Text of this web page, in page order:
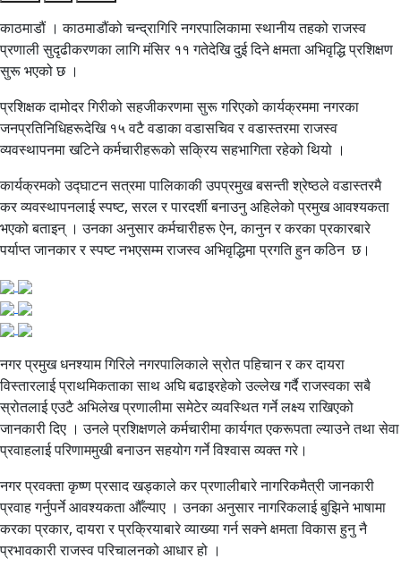
काठमाडौं । काठमाडौंको चन्द्रागिरि नगरपालिकामा स्थानीय तहको राजस्व
प्रणाली सुदृढीकरणका लागि मंसिर ११ गतेदेखि दुई दिने क्षमता अभिवृद्धि प्रशिक्षण
सुरू भएको छ ।
प्रशिक्षक दामोदर गिरीको सहजीकरणमा सुरू गरिएको कार्यक्रममा नगरका
जनप्रतिनिधिहरूदेखि १५ वटै वडाका वडासचिव र वडास्तरमा राजस्व
व्यवस्थापनमा खटिने कर्मचारीहरूको सक्रिय सहभागिता रहेको थियो ।
कार्यक्रमको उद्घाटन सत्रमा पालिकाकी उपप्रमुख बसन्ती श्रेष्ठले वडास्तरमै
कर व्यवस्थापनलाई स्पष्ट, सरल र पारदर्शी बनाउनु अहिलेको प्रमुख आवश्यकता
भएको बताइन् । उनका अनुसार कर्मचारीहरू ऐन, कानुन र करका प्रकारबारे
पर्याप्त जानकार र स्पष्ट नभएसम्म राजस्व अभिवृद्धिमा प्रगति हुन कठिन छ।
नगर प्रमुख धनश्याम गिरिले नगरपालिकाले स्रोत पहिचान र कर दायरा
विस्तारलाई प्राथमिकताका साथ अघि बढाइरहेको उल्लेख गर्दै राजस्वका सबै
स्रोतलाई एउटै अभिलेख प्रणालीमा समेटेर व्यवस्थित गर्ने लक्ष्य राखिएको
जानकारी दिए । उनले प्रशिक्षणले कर्मचारीमा कार्यगत एकरूपता ल्याउने तथा सेवा
प्रवाहलाई परिणाममुखी बनाउन सहयोग गर्ने विश्वास व्यक्त गरे।
नगर प्रवक्ता कृष्ण प्रसाद खड्काले कर प्रणालीबारे नागरिकमैत्री जानकारी
प्रवाह गर्नुपर्ने आवश्यकता औँल्याए । उनका अनुसार नागरिकलाई बुझिने भाषामा
करका प्रकार, दायरा र प्रक्रियाबारे व्याख्या गर्न सक्ने क्षमता विकास हुनु नै
प्रभावकारी राजस्व परिचालनको आधार हो ।